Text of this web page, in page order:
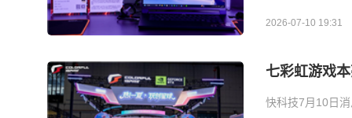
2026-07-10 19:31
七彩虹游戏
快科技7月10日